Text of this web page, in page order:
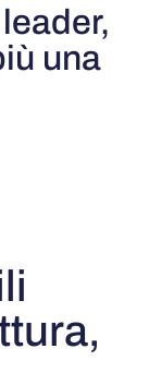
una